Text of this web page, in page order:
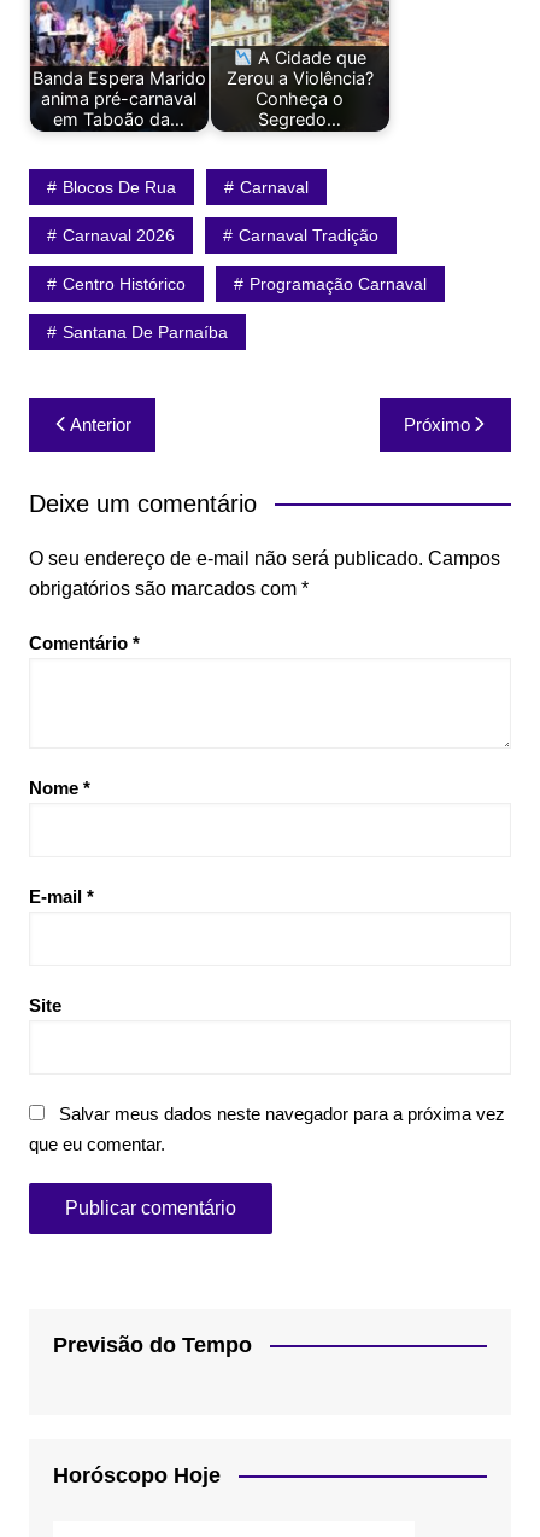
Banda Espera Marido
anima pré-carnaval
em Taboão da…
A Cidade que
Zerou a Violência?
Conheça o
Segredo…
Blocos De Rua Carnaval
Carnaval 2026 Carnaval Tradição
Centro Histórico Programação Carnaval
Santana De Parnaíba
Navegação
de
Post
Anterior Próximo
Deixe um comentário
O seu endereço de e-mail não será publicado. Campos
obrigatórios são marcados com *
Comentário *
Nome *
E-mail *
Site
Salvar meus dados neste navegador para a próxima vez
que eu comentar.
Previsão do Tempo
Horóscopo Hoje